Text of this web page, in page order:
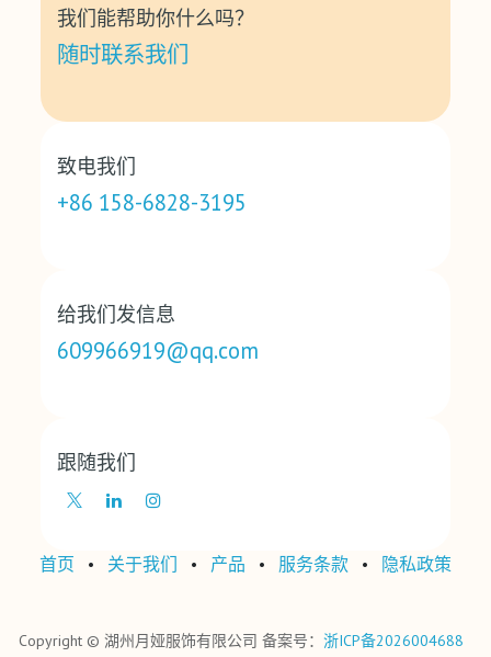
我们能帮助你什么吗？
随时联系我们
致电我们
+86 158-6828-3195
给我们发信息
609966919@qq.com
跟随我们
首页 • 关于我们 • 产品 • ‎服务条款‎ • ‎隐私政策‎
Copyright © 湖州月娅服饰有限公司 备案号： 浙ICP备2026004688